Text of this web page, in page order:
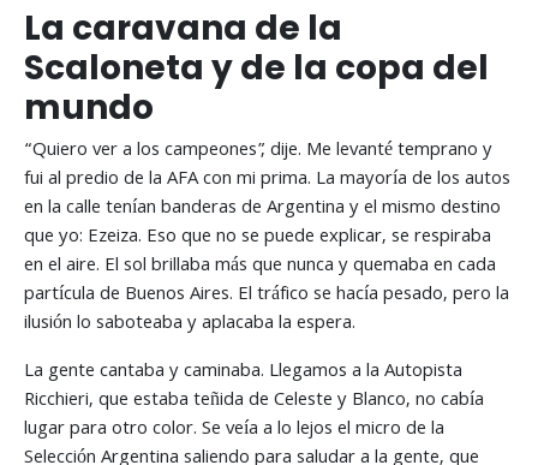
La caravana de la
Scaloneta y de la copa del
mundo
“Quiero ver a los campeones”, dije. Me levanté temprano y
fui al predio de la AFA con mi prima. La mayoría de los autos
en la calle tenían banderas de Argentina y el mismo destino
que yo: Ezeiza. Eso que no se puede explicar, se respiraba
en el aire. El sol brillaba más que nunca y quemaba en cada
partícula de Buenos Aires. El tráfico se hacía pesado, pero la
ilusión lo saboteaba y aplacaba la espera.
La gente cantaba y caminaba. Llegamos a la Autopista
Ricchieri, que estaba teñida de Celeste y Blanco, no cabía
lugar para otro color. Se veía a lo lejos el micro de la